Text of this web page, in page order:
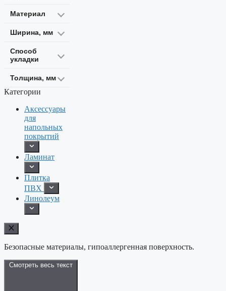
Материал
Ширина, мм
Способ
укладки
Толщина, мм
Категории
Аксессуары
для
напольных
покрытий
Ламинат
Плитка
ПВХ
Линолеум
Безопасные материалы, гипоаллергенная поверхность.
Смотреть весь текст